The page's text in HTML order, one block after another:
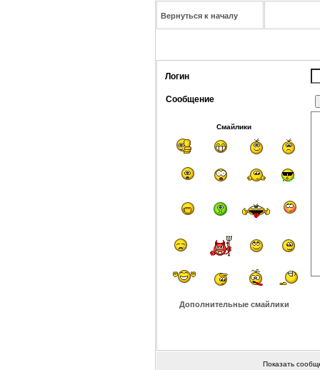
Вернуться к началу
Логин
Сообщение
Смайлики
Дополнительные смайлики
Показать